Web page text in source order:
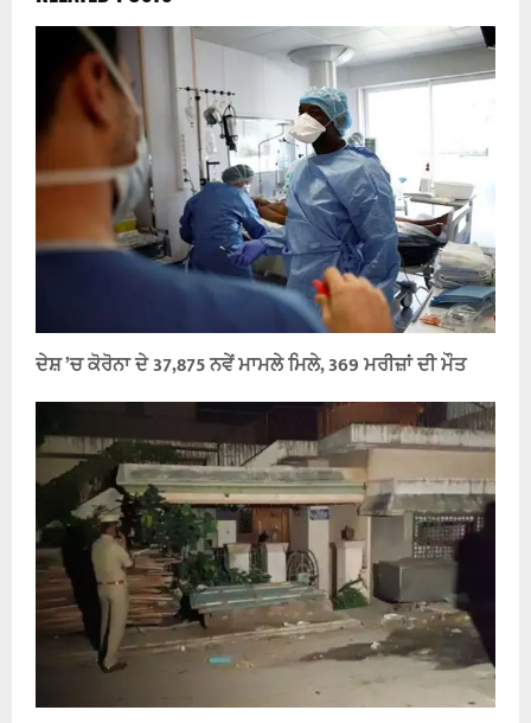
ਦੇਸ਼ ’ਚ ਕੋਰੋਨਾ ਦੇ 37,875 ਨਵੇਂ ਮਾਮਲੇ ਮਿਲੇ, 369 ਮਰੀਜ਼ਾਂ ਦੀ ਮੌਤ